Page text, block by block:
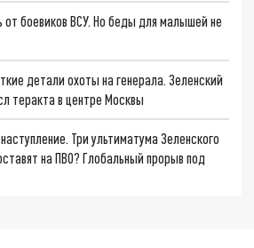
боевиков ВСУ. Но беды для малышей не
детали охоты на генерала. Зеленский
теракта в центре Москвы
Три ультиматума Зеленского
на ПВО? Глобальный прорыв под